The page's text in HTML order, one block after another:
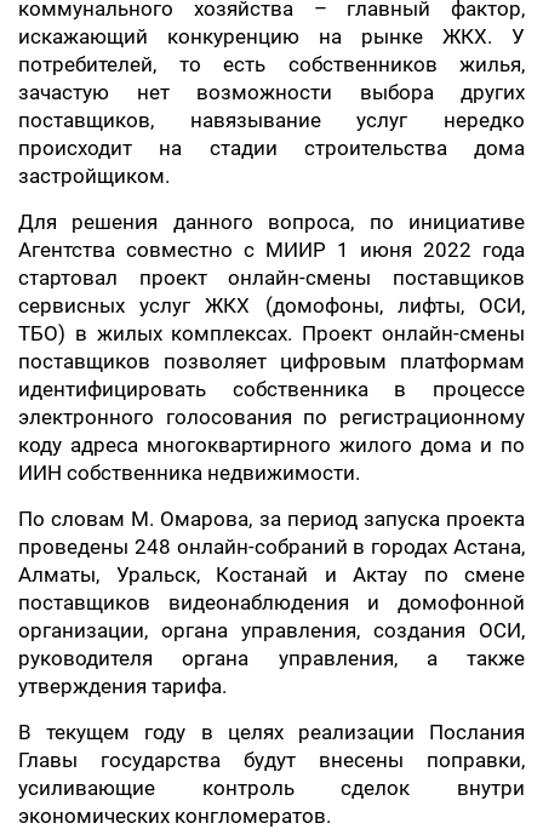
коммунального хозяйства – главный фактор,
искажающий конкуренцию на рынке ЖКХ. У
потребителей, то есть собственников жилья,
зачастую нет возможности выбора других
поставщиков, навязывание услуг нередко
происходит на стадии строительства дома
застройщиком.
Для решения данного вопроса, по инициативе
Агентства совместно с МИИР 1 июня 2022 года
стартовал проект онлайн-смены поставщиков
сервисных услуг ЖКХ (домофоны, лифты, ОСИ,
ТБО) в жилых комплексах. Проект онлайн-смены
поставщиков позволяет цифровым платформам
идентифицировать собственника в процессе
электронного голосования по регистрационному
коду адреса многоквартирного жилого дома и по
ИИН собственника недвижимости.
По словам М. Омарова, за период запуска проекта
проведены 248 онлайн-собраний в городах Астана,
Алматы, Уральск, Костанай и Актау по смене
поставщиков видеонаблюдения и домофонной
организации, органа управления, создания ОСИ,
руководителя органа управления, а также
утверждения тарифа.
В текущем году в целях реализации Послания
Главы государства будут внесены поправки,
усиливающие контроль сделок внутри
экономических конгломератов.